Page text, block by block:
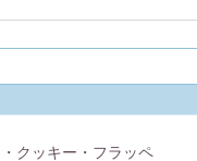
クッキー・フラッペ